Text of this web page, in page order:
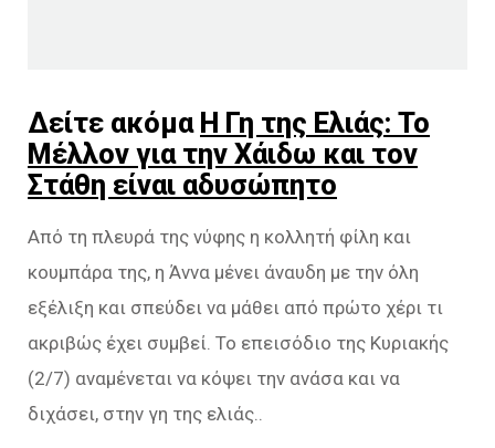
Δείτε ακόμα Η Γη της Ελιάς: Το
Μέλλον για την Χάιδω και τον
Στάθη είναι αδυσώπητο
Από τη πλευρά της νύφης η κολλητή φίλη και
κουμπάρα της, η Άννα μένει άναυδη με την όλη
εξέλιξη και σπεύδει να μάθει από πρώτο χέρι τι
ακριβώς έχει συμβεί. Το επεισόδιο της Κυριακής
(2/7) αναμένεται να κόψει την ανάσα και να
διχάσει, στην γη της ελιάς..